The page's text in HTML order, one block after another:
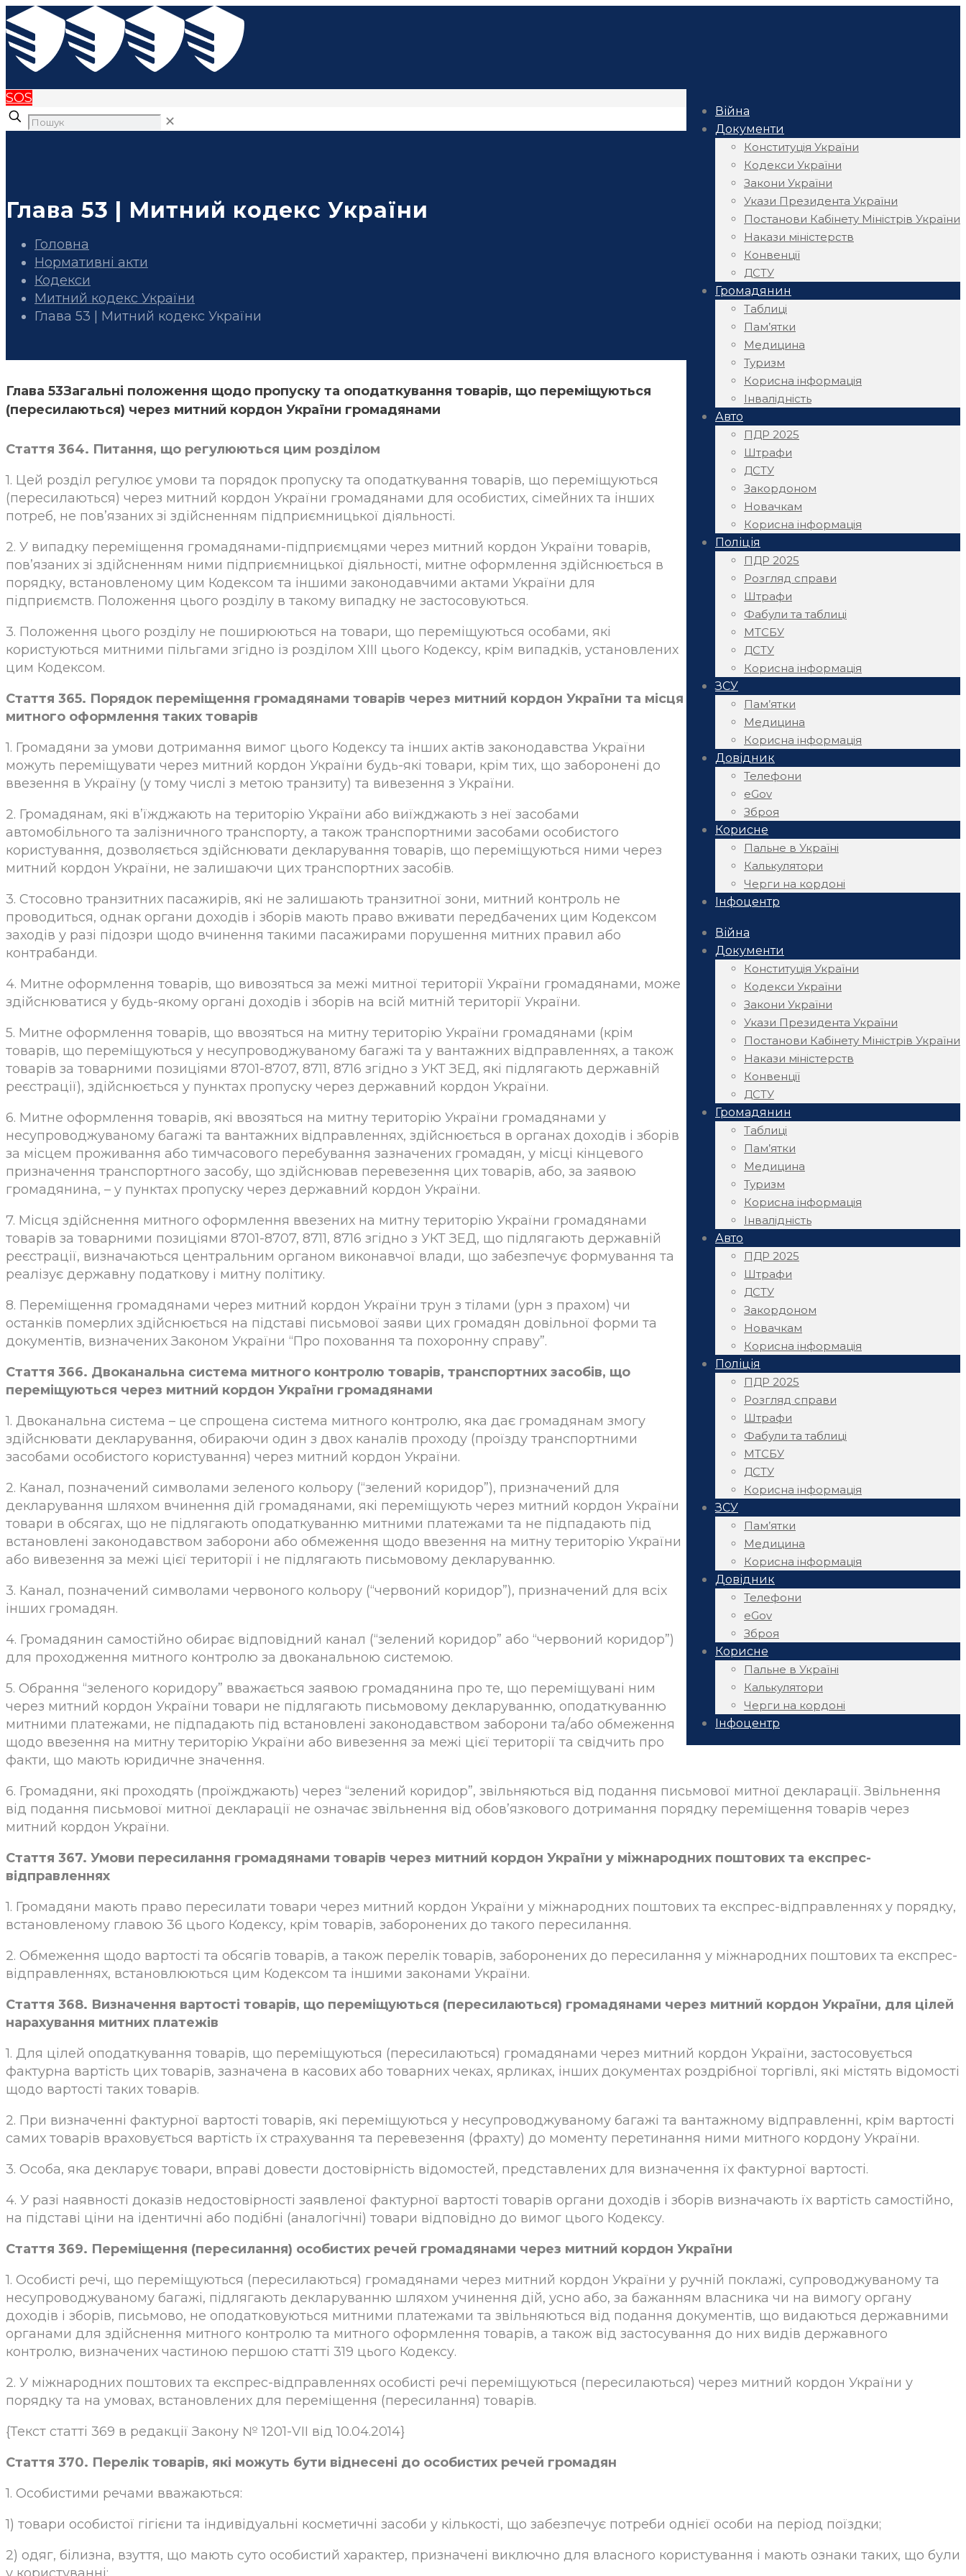
Війна
Документи
Конституція України
Кодекси України
Закони України
Укази Президента України
Постанови Кабінету Міністрів України
Накази міністерств
Конвенції
ДСТУ
Громадянин
Таблиці
Пам’ятки
Медицина
Туризм
Корисна інформація
Інвалідність
Авто
ПДР 2025
Штрафи
ДСТУ
Закордоном
Новачкам
Корисна інформація
Поліція
ПДР 2025
Розгляд справи
Штрафи
Фабули та таблиці
МТСБУ
ДСТУ
Корисна інформація
ЗСУ
Пам’ятки
Медицина
Корисна інформація
Довідник
Телефони
eGov
Зброя
Корисне
Пальне в Україні
Калькулятори
Черги на кордоні
Інфоцентр
Війна
Документи
Конституція України
Кодекси України
Закони України
Укази Президента України
Постанови Кабінету Міністрів України
Накази міністерств
Конвенції
ДСТУ
Громадянин
Таблиці
Пам’ятки
Медицина
Туризм
Корисна інформація
Інвалідність
Авто
ПДР 2025
Штрафи
ДСТУ
Закордоном
Новачкам
Корисна інформація
Поліція
ПДР 2025
Розгляд справи
Штрафи
Фабули та таблиці
МТСБУ
ДСТУ
Корисна інформація
ЗСУ
Пам’ятки
Медицина
Корисна інформація
Довідник
Телефони
eGov
Зброя
Корисне
Пальне в Україні
Калькулятори
Черги на кордоні
Інфоцентр
SOS
✕
Глава 53 | Митний кодекс України
Головна
Нормативні акти
Кодекси
Митний кодекс України
Глава 53 | Митний кодекс України
Глава 53Загальні положення щодо пропуску та оподаткування товарів, що переміщуються
(пересилаються) через митний кордон України громадянами
Стаття 364. Питання, що регулюються цим розділом
1. Цей розділ регулює умови та порядок пропуску та оподаткування товарів, що переміщуються
(пересилаються) через митний кордон України громадянами для особистих, сімейних та інших
потреб, не пов’язаних зі здійсненням підприємницької діяльності.
2. У випадку переміщення громадянами-підприємцями через митний кордон України товарів,
пов’язаних зі здійсненням ними підприємницької діяльності, митне оформлення здійснюється в
порядку, встановленому цим Кодексом та іншими законодавчими актами України для
підприємств. Положення цього розділу в такому випадку не застосовуються.
3. Положення цього розділу не поширюються на товари, що переміщуються особами, які
користуються митними пільгами згідно із розділом XIII цього Кодексу, крім випадків, установлених
цим Кодексом.
Стаття 365. Порядок переміщення громадянами товарів через митний кордон України та місця
митного оформлення таких товарів
1. Громадяни за умови дотримання вимог цього Кодексу та інших актів законодавства України
можуть переміщувати через митний кордон України будь-які товари, крім тих, що заборонені до
ввезення в Україну (у тому числі з метою транзиту) та вивезення з України.
2. Громадянам, які в’їжджають на територію України або виїжджають з неї засобами
автомобільного та залізничного транспорту, а також транспортними засобами особистого
користування, дозволяється здійснювати декларування товарів, що переміщуються ними через
митний кордон України, не залишаючи цих транспортних засобів.
3. Стосовно транзитних пасажирів, які не залишають транзитної зони, митний контроль не
проводиться, однак органи доходів і зборів мають право вживати передбачених цим Кодексом
заходів у разі підозри щодо вчинення такими пасажирами порушення митних правил або
контрабанди.
4. Митне оформлення товарів, що вивозяться за межі митної території України громадянами, може
здійснюватися у будь-якому органі доходів і зборів на всій митній території України.
5. Митне оформлення товарів, що ввозяться на митну територію України громадянами (крім
товарів, що переміщуються у несупроводжуваному багажі та у вантажних відправленнях, а також
товарів за товарними позиціями 8701-8707, 8711, 8716 згідно з УКТ ЗЕД, які підлягають державній
реєстрації), здійснюється у пунктах пропуску через державний кордон України.
6. Митне оформлення товарів, які ввозяться на митну територію України громадянами у
несупроводжуваному багажі та вантажних відправленнях, здійснюється в органах доходів і зборів
за місцем проживання або тимчасового перебування зазначених громадян, у місці кінцевого
призначення транспортного засобу, що здійснював перевезення цих товарів, або, за заявою
громадянина, – у пунктах пропуску через державний кордон України.
7. Місця здійснення митного оформлення ввезених на митну територію України громадянами
товарів за товарними позиціями 8701-8707, 8711, 8716 згідно з УКТ ЗЕД, що підлягають державній
реєстрації, визначаються центральним органом виконавчої влади, що забезпечує формування та
реалізує державну податкову і митну політику.
8. Переміщення громадянами через митний кордон України трун з тілами (урн з прахом) чи
останків померлих здійснюється на підставі письмової заяви цих громадян довільної форми та
документів, визначених Законом України “Про поховання та похоронну справу”.
Стаття 366. Двоканальна система митного контролю товарів, транспортних засобів, що
переміщуються через митний кордон України громадянами
1. Двоканальна система – це спрощена система митного контролю, яка дає громадянам змогу
здійснювати декларування, обираючи один з двох каналів проходу (проїзду транспортними
засобами особистого користування) через митний кордон України.
2. Канал, позначений символами зеленого кольору (“зелений коридор”), призначений для
декларування шляхом вчинення дій громадянами, які переміщують через митний кордон України
товари в обсягах, що не підлягають оподаткуванню митними платежами та не підпадають під
встановлені законодавством заборони або обмеження щодо ввезення на митну територію України
або вивезення за межі цієї території і не підлягають письмовому декларуванню.
3. Канал, позначений символами червоного кольору (“червоний коридор”), призначений для всіх
інших громадян.
4. Громадянин самостійно обирає відповідний канал (“зелений коридор” або “червоний коридор”)
для проходження митного контролю за двоканальною системою.
5. Обрання “зеленого коридору” вважається заявою громадянина про те, що переміщувані ним
через митний кордон України товари не підлягають письмовому декларуванню, оподаткуванню
митними платежами, не підпадають під встановлені законодавством заборони та/або обмеження
щодо ввезення на митну територію України або вивезення за межі цієї території та свідчить про
факти, що мають юридичне значення.
6. Громадяни, які проходять (проїжджають) через “зелений коридор”, звільняються від подання письмової митної декларації. Звільнення
від подання письмової митної декларації не означає звільнення від обов’язкового дотримання порядку переміщення товарів через
митний кордон України.
Стаття 367. Умови пересилання громадянами товарів через митний кордон України у міжнародних поштових та експрес-
відправленнях
1. Громадяни мають право пересилати товари через митний кордон України у міжнародних поштових та експрес-відправленнях у порядку,
встановленому главою 36 цього Кодексу, крім товарів, заборонених до такого пересилання.
2. Обмеження щодо вартості та обсягів товарів, а також перелік товарів, заборонених до пересилання у міжнародних поштових та експрес-
відправленнях, встановлюються цим Кодексом та іншими законами України.
Стаття 368. Визначення вартості товарів, що переміщуються (пересилаються) громадянами через митний кордон України, для цілей
нарахування митних платежів
1. Для цілей оподаткування товарів, що переміщуються (пересилаються) громадянами через митний кордон України, застосовується
фактурна вартість цих товарів, зазначена в касових або товарних чеках, ярликах, інших документах роздрібної торгівлі, які містять відомості
щодо вартості таких товарів.
2. При визначенні фактурної вартості товарів, які переміщуються у несупроводжуваному багажі та вантажному відправленні, крім вартості
самих товарів враховується вартість їх страхування та перевезення (фрахту) до моменту перетинання ними митного кордону України.
3. Особа, яка декларує товари, вправі довести достовірність відомостей, представлених для визначення їх фактурної вартості.
4. У разі наявності доказів недостовірності заявленої фактурної вартості товарів органи доходів і зборів визначають їх вартість самостійно,
на підставі ціни на ідентичні або подібні (аналогічні) товари відповідно до вимог цього Кодексу.
Стаття 369. Переміщення (пересилання) особистих речей громадянами через митний кордон України
1. Особисті речі, що переміщуються (пересилаються) громадянами через митний кордон України у ручній поклажі, супроводжуваному та
несупроводжуваному багажі, підлягають декларуванню шляхом учинення дій, усно або, за бажанням власника чи на вимогу органу
доходів і зборів, письмово, не оподатковуються митними платежами та звільняються від подання документів, що видаються державними
органами для здійснення митного контролю та митного оформлення товарів, а також від застосування до них видів державного
контролю, визначених частиною першою статті 319 цього Кодексу.
2. У міжнародних поштових та експрес-відправленнях особисті речі переміщуються (пересилаються) через митний кордон України у
порядку та на умовах, встановлених для переміщення (пересилання) товарів.
{Текст статті 369 в редакції Закону № 1201-VII від 10.04.2014}
Стаття 370. Перелік товарів, які можуть бути віднесені до особистих речей громадян
1. Особистими речами вважаються:
1) товари особистої гігієни та індивідуальні косметичні засоби у кількості, що забезпечує потреби однієї особи на період поїздки;
2) одяг, білизна, взуття, що мають суто особистий характер, призначені виключно для власного користування і мають ознаки таких, що були